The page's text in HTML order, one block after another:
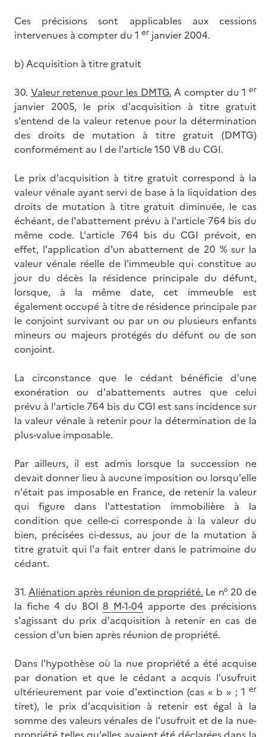
Ces précisions sont applicables aux cessions
intervenues à compter du 1 er janvier 2004.
b) Acquisition à titre gratuit
30. Valeur retenue pour les DMTG. A compter du 1er
janvier 2005, le prix d'acquisition à titre gratuit
s'entend de la valeur retenue pour la détermination
des droits de mutation à titre gratuit (DMTG)
conformément au I de l'article 150 VB du CGI.
Le prix d'acquisition à titre gratuit correspond à la
valeur vénale ayant servi de base à la liquidation des
droits de mutation à titre gratuit diminuée, le cas
échéant, de l'abattement prévu à l'article 764 bis du
même code. L'article 764 bis du CGI prévoit, en
effet, l'application d'un abattement de 20 % sur la
valeur vénale réelle de l'immeuble qui constitue au
jour du décès la résidence principale du défunt,
lorsque, à la même date, cet immeuble est
également occupé à titre de résidence principale par
le conjoint survivant ou par un ou plusieurs enfants
mineurs ou majeurs protégés du défunt ou de son
conjoint.
La circonstance que le cédant bénéficie d'une
exonération ou d'abattements autres que celui
prévu à l'article 764 bis du CGI est sans incidence sur
la valeur vénale à retenir pour la détermination de la
plus-value imposable.
Par ailleurs, il est admis lorsque la succession ne
devait donner lieu à aucune imposition ou lorsqu'elle
n'était pas imposable en France, de retenir la valeur
qui figure dans l'attestation immobilière à la
condition que celle-ci corresponde à la valeur du
bien, précisées ci-dessus, au jour de la mutation à
titre gratuit qui l'a fait entrer dans le patrimoine du
cédant.
31.Aliénation après réunion de propriété. Le n° 20 de
la fiche 4 du BOI8 M-1-04 apporte des précisions
s'agissant du prix d'acquisition à retenir en cas de
cession d'un bien après réunion de propriété.
Dans l'hypothèse où la nue propriété a été acquise
par donation et que le cédant a acquis l'usufruit
ultérieurement par voie d'extinction (cas « b » ; 1 er
tiret), le prix d'acquisition à retenir est égal à la
somme des valeurs vénales de l'usufruit et de la nue-